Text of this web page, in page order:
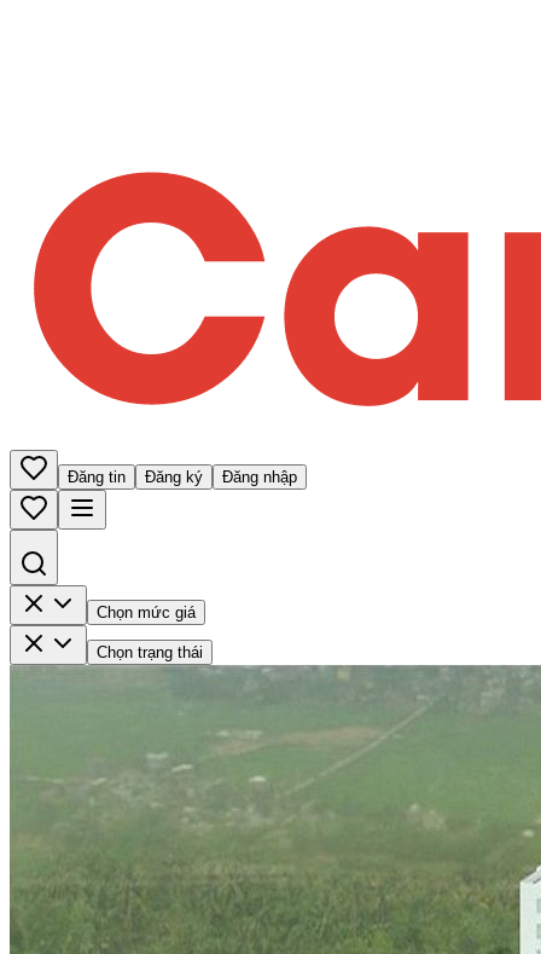
Đăng tin Đăng ký Đăng nhập
Chọn mức giá
Chọn trạng thái